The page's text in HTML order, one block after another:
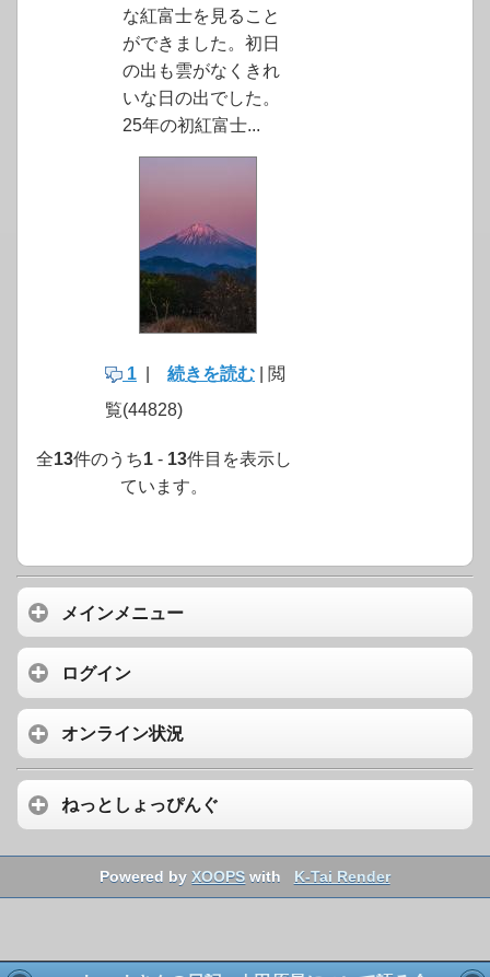
な紅富士を見ること
ができました。初日
の出も雲がなくきれ
いな日の出でした。
25年の初紅富士...
1 続きを読む | 閲
覧(44828)
全13件のうち1 - 13件目を表示し
ています。
メインメニュー
ログイン
オンライン状況
ねっとしょっぴんぐ
Powered byXOOPS with K-Tai Render